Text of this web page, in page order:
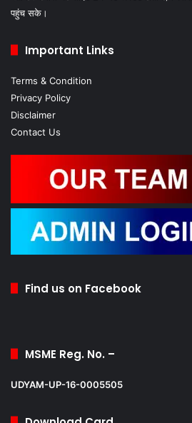
देती है। हमारी यह साइट 24 घंटे अपडेट होती है,
पहुंच सके।
Important Links
Terms & Condition
Privacy Policy
Disclaimer
Contact Us
Find us on Facebook
MSME Reg. No. –
UDYAM-UP-16-0005505